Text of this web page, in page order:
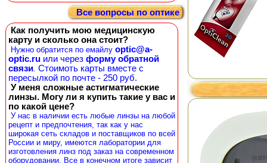
Все вопросы по оптике
Как получить мою медицинскую
карту и сколько она стоит?
Нужно обратится по емайлу optic@a-
optic.ru или через форму обратной
связи. Стоимоть карты вместе с
пересылкой по почте - 250 руб.
У меня сложные астигматические
линзы. Могу ли я купить такие у вас и
по какой цене?
У нас в наличии есть любые линзы на любой
рецепт и предпочтения, так как у нас
широкая сеть складов и поставщиков по всей
России и миру, имеются лаборатории для
изготовления линз под заказ на современном
оборудовании. Все в конечном итоге зависит